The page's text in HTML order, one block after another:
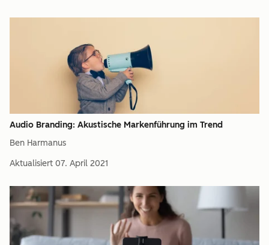
Audio Branding: Akustische Markenführung im Trend
Ben Harmanus
Aktualisiert 07. April 2021